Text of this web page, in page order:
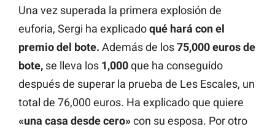
Una vez superada la primera explosión de
euforia, Sergi ha explicadoqué hará con el
premio del bote. Además de los75,000 euros de
bote, se lleva los 1,000que ha conseguido
después de superar la prueba de Les Escales, un
total de 76,000 euros. Ha explicado que quiere
«una casa desde cero»con su esposa. Por otro